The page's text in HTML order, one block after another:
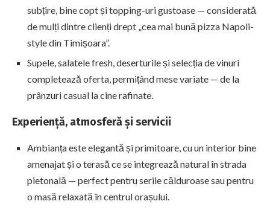
subțire, bine copt și topping-uri gustoase — considerată
de mulți dintre clienți drept „cea mai bună pizza Napoli-
style din Timișoara”.
Supele, salatele fresh, deserturile și selecția de vinuri
completează oferta, permițând mese variate — de la
prânzuri casual la cine rafinate.
Experiență, atmosferă și servicii
Ambianța este elegantă și primitoare, cu un interior bine
amenajat și o terasă ce se integrează natural în strada
pietonală — perfect pentru serile călduroase sau pentru
o masă relaxată în centrul orașului.